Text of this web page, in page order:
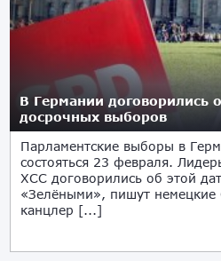
В Германии договорились
досрочных выборов
Парламентские выборы в
состояться 23 февраля.
ХСС договорились об этой
«Зелёными», пишут
канцлер [...]